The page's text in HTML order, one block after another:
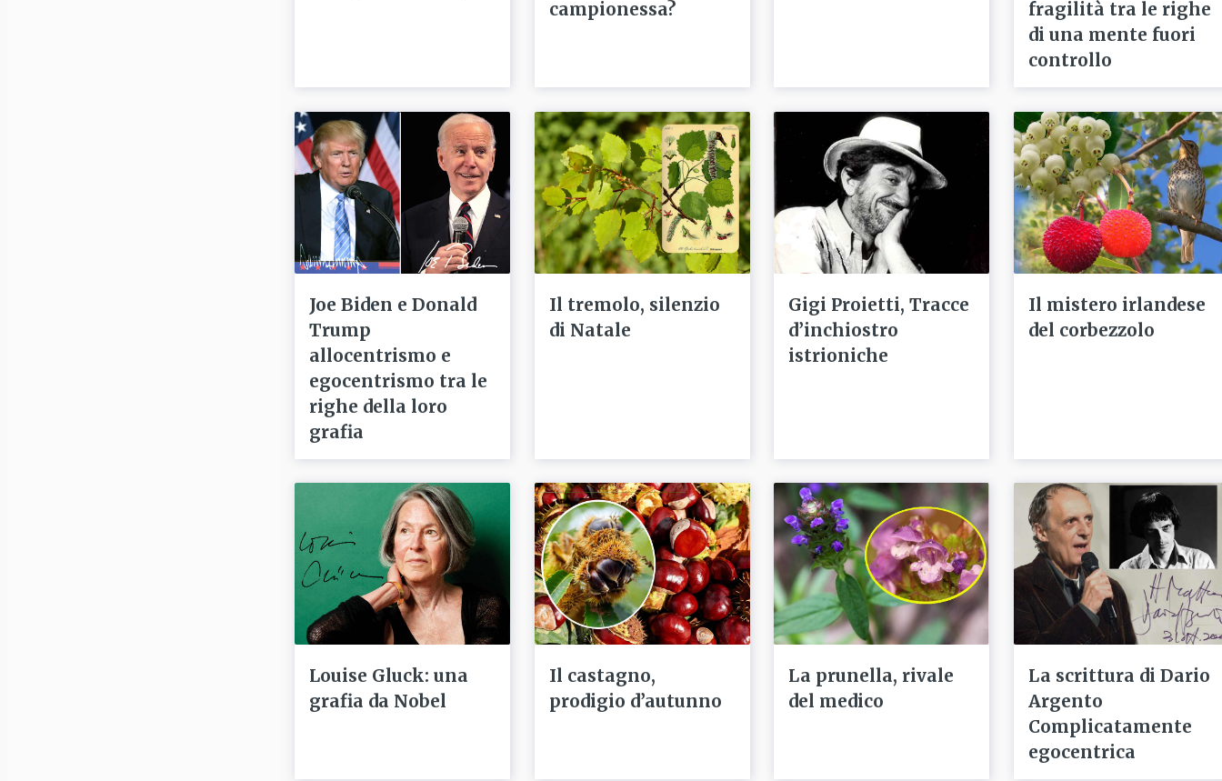
campionessa?
fragilità tra le righe
di una mente fuori
controllo
Joe Biden e Donald
Trump
allocentrismo e
egocentrismo tra le
righe della loro
grafia
Il tremolo, silenzio
di Natale
Gigi Proietti, Tracce
d’inchiostro
istrioniche
Il mistero irlandese
del corbezzolo
Louise Gluck: una
grafia da Nobel
Il castagno,
prodigio d’autunno
La prunella, rivale
del medico
La scrittura di Dario
Argento
Complicatamente
egocentrica